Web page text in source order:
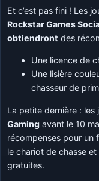
Et c’est pas fini ! Les
Rockstar Games
obtiendront des
Une licence de
Une lisière
chasseur de
La petite dernière : les
Gaming avant le 10
récompenses pour un
le chariot de chasse
gratuites.